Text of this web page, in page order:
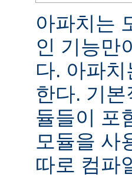
아파치는
인 기능만
다. 아파치
한다. 기
듈들이 포
모듈을 사
따로 컴파